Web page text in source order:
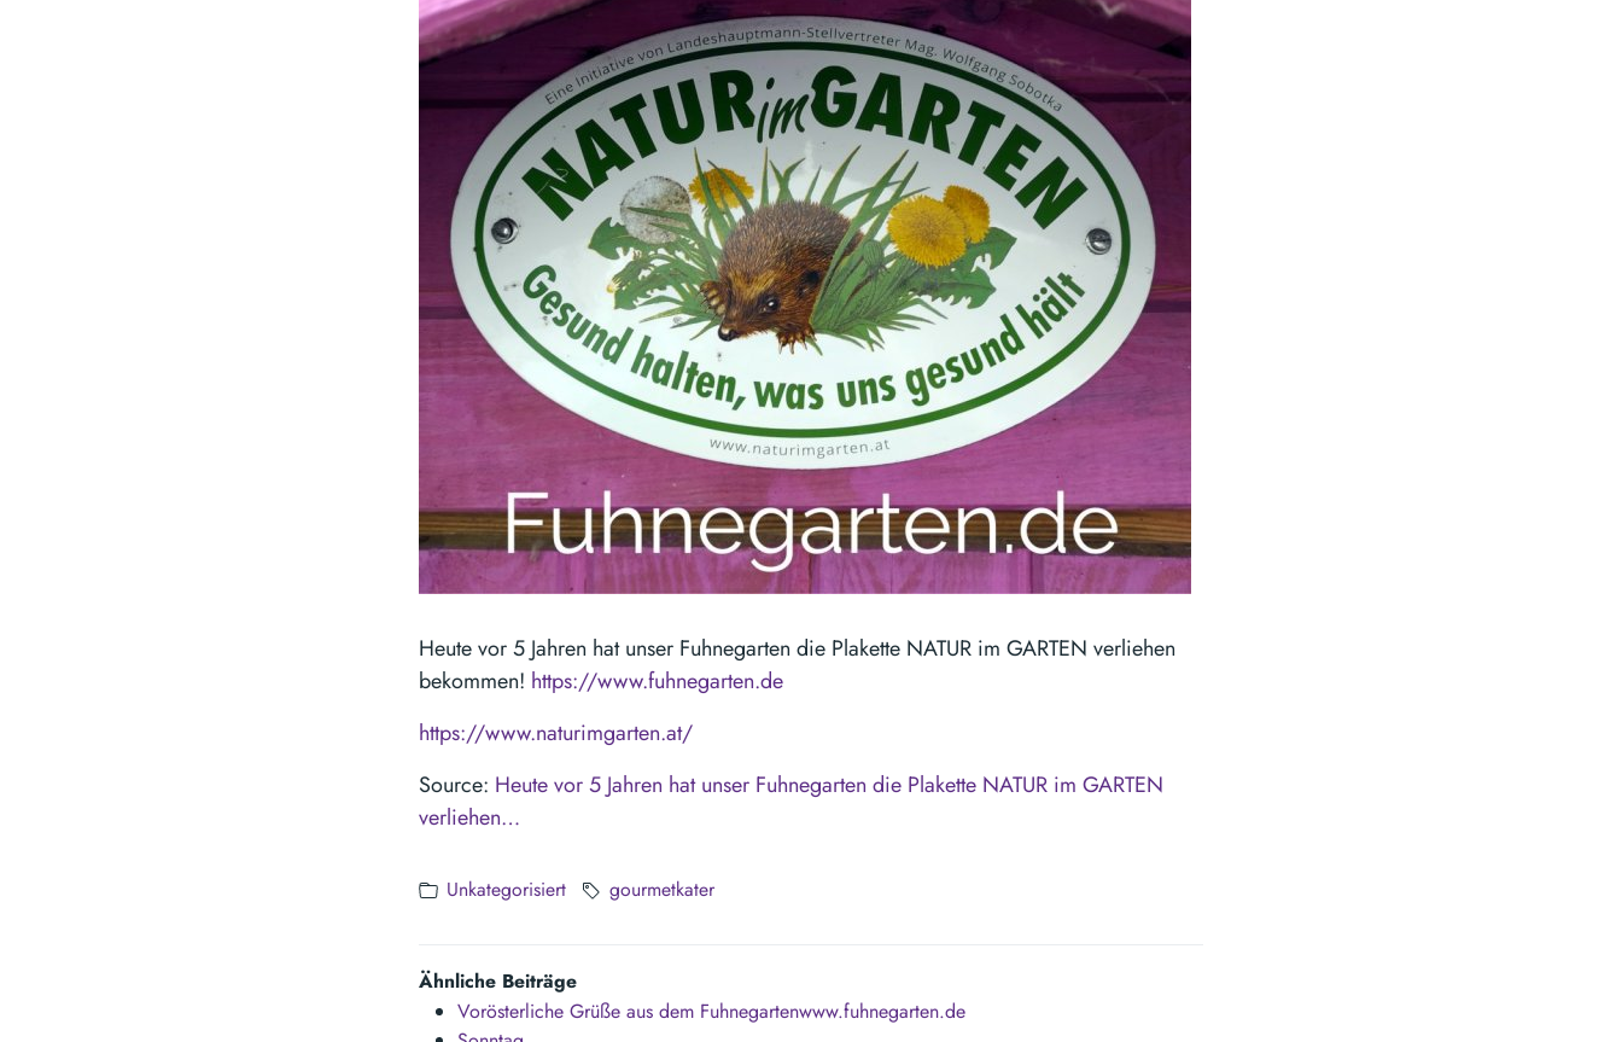
Heute vor 5 Jahren hat unser Fuhnegarten die Plakette NATUR im GARTEN verliehen
bekommen! https://www.fuhnegarten.de
https://www.naturimgarten.at/
Source: Heute vor 5 Jahren hat unser Fuhnegarten die Plakette NATUR im GARTEN
verliehen…
Unkategorisiert gourmetkater
Ähnliche Beiträge
Vorösterliche Grüße aus dem Fuhnegartenwww.fuhnegarten.de